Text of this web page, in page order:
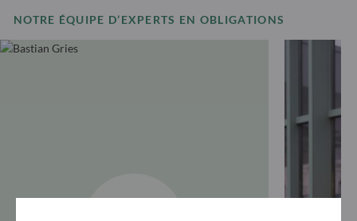
NOTRE ÉQUIPE D’EXPERTS EN OBLIGATIONS